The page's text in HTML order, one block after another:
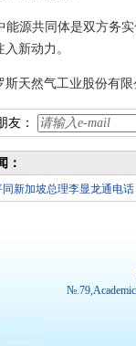
能源共同体是双方务
新动力。
斯天然气工业股份有
友：
：
同新加坡总理李显龙通电话